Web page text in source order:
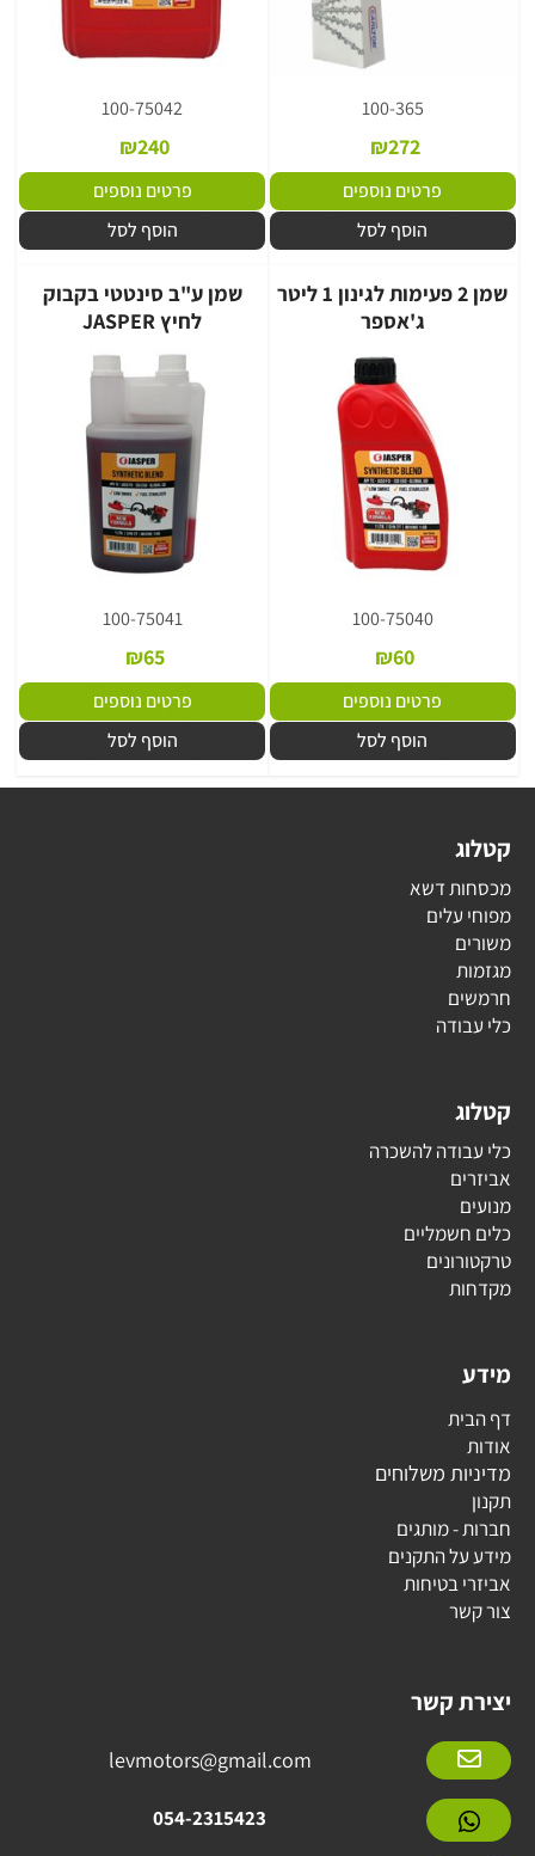
100-365
₪272
פרטים נוספים
הוסף לסל
100-75042
₪240
פרטים נוספים
הוסף לסל
שמן 2 פעימות לגינון 1 ליטר
ג'אספר
100-75040
₪60
פרטים נוספים
הוסף לסל
שמן ע"ב סינטטי בקבוק
לחיץ JASPER
100-75041
₪65
פרטים נוספים
הוסף לסל
קטלוג
מכסחות דשא
מפוחי עלים
משורים
מגזמות
חרמשים
כלי עבודה
קטלוג
כלי עבודה להשכרה
אביזרים
מנועים
כלים חשמליים
טרקטורונים
מקדחות
מידע
דף הבית
אודות
מדיניות משלוחים
תקנון
חברות - מותגים
מידע על התקנים
אביזרי בטיחות
צור קשר
יצירת קשר
levmotors@gmail.com
054-2315423